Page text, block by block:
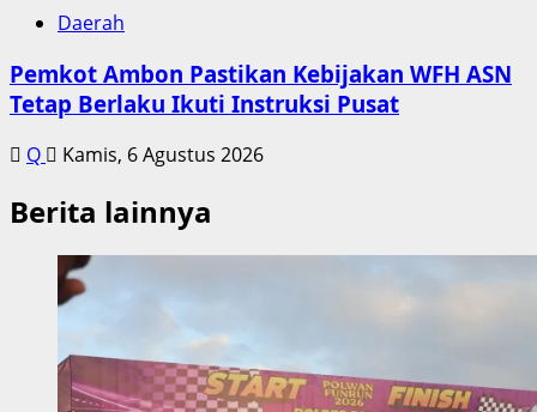
Daerah
Pemkot Ambon Pastikan Kebijakan WFH ASN
Tetap Berlaku Ikuti Instruksi Pusat
Q Kamis, 6 Agustus 2026
Berita lainnya